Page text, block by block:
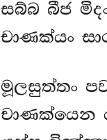
සබ්බ බීජ
චාණක්යං
මූලසුත්තං
චාණක්යෙන